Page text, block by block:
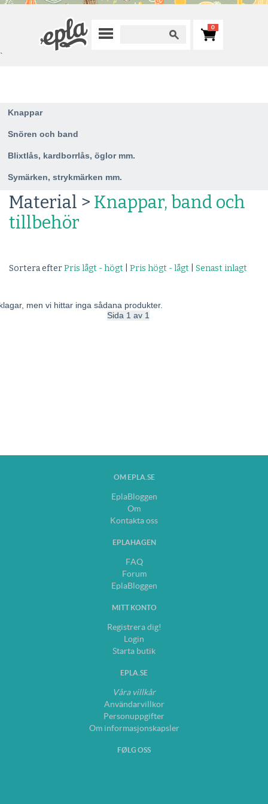
0
`
Knappar
Snören och band
Blixtlås, kardborrlås, öglor mm.
Symärken, strykmärken mm.
Material > Knappar, band och
tillbehör
Sortera efterPris lågt - högt Pris högt - lågt Senast inlagt
men vi hittar inga sådana produkter.
Sida 1 av 1
OM EPLA.SE
EplaBloggen
Om
Kontakta oss
EPLAHAGEN
FAQ
Forum
EplaBloggen
MITT KONTO
Registrera dig!
Login
Starta butik
EPLA.SE
Våra villkår
Användarvillkor
Personuppgifter
Om informasjonskapsler
FØLG OSS